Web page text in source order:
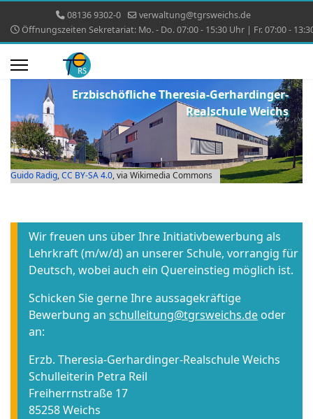
08136 9302-0
verwaltung@tgrsweichs.de
Öffnungszeiten Sekretariat: Mo. - Do. 07:00 - 15:30 Uhr | Fr. 07:00 -
Erzbischöfliche Theresia-Gerhardinger-
Realschule Weichs
Guido Radig,CC BY-SA 4.0, via Wikimedia Commons
Wir freuen uns über Ihre Initiativbewerbung als
Lehrkraft (m/w/d) an unserer Schule, vorrangig für
Deutsch, wobei auch ein Quereinstieg möglich ist.
Schicken Sie gerne Ihre aussagekräftige
Bewerbung an schulleitung@tgrsweichs.de oder
an:
Erzb. Theresia-Gerhardinger-Realschule Weichs
Schulleiterin Petra Reil
Freiherrnstraße 17
85258 Weichs